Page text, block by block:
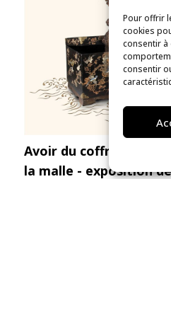
Pour offrir
cookies
consentir
consentir
Avoir du coffre et se
la malle - exposition